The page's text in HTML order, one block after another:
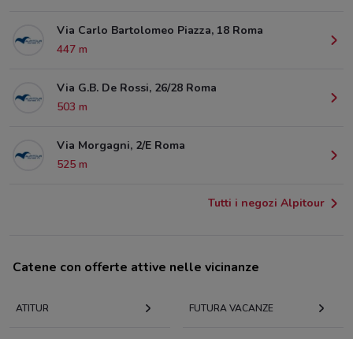
Via Carlo Bartolomeo Piazza, 18 Roma
447 m
Via G.B. De Rossi, 26/28 Roma
503 m
Via Morgagni, 2/E Roma
525 m
Tutti i negozi Alpitour
Catene con offerte attive nelle vicinanze
ATITUR FUTURA VACANZE